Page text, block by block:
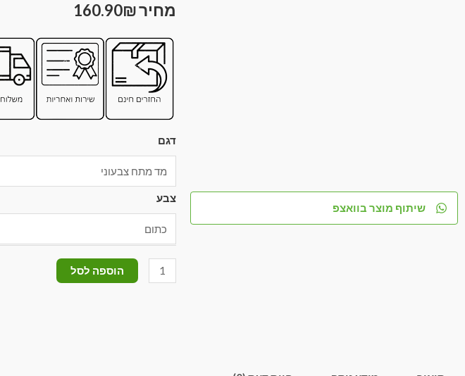
שיתוף מוצר בוואצפ
160.90₪
דגם
צבע
הוספה לסל